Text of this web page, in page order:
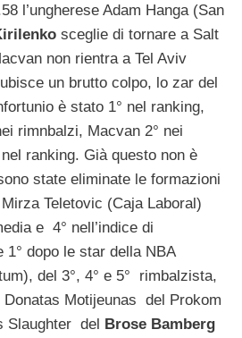
l’ungherese Adam Hanga (San
sceglie di tornare a Salt
non rientra a Tel Aviv
un brutto colpo, lo zar del
è stato 1° nel ranking,
rimnbalzi, Macvan 2° nei
ranking. Già questo non è
state eliminate le formazioni
Teletovic (Caja Laboral)
e 4° nell’indice di
dopo le star della NBA
del 3°, 4° e 5° rimbalzista,
Motijeunas del Prokom
Slaughter del Brose Bamberg